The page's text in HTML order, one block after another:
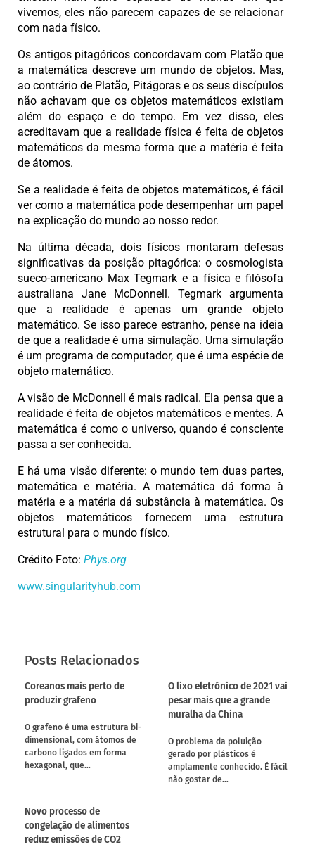
vivemos, eles não parecem capazes de se relacionar
com nada físico.
Os antigos pitagóricos concordavam com Platão que
a matemática descreve um mundo de objetos. Mas,
ao contrário de Platão, Pitágoras e os seus discípulos
não achavam que os objetos matemáticos existiam
além do espaço e do tempo. Em vez disso, eles
acreditavam que a realidade física é feita de objetos
matemáticos da mesma forma que a matéria é feita
de átomos.
Se a realidade é feita de objetos matemáticos, é fácil
ver como a matemática pode desempenhar um papel
na explicação do mundo ao nosso redor.
Na última década, dois físicos montaram defesas
significativas da posição pitagórica: o cosmologista
sueco-americano Max Tegmark e a física e filósofa
australiana Jane McDonnell. Tegmark argumenta
que a realidade é apenas um grande objeto
matemático. Se isso parece estranho, pense na ideia
de que a realidade é uma simulação. Uma simulação
é um programa de computador, que é uma espécie de
objeto matemático.
A visão de McDonnell é mais radical. Ela pensa que a
realidade é feita de objetos matemáticos e mentes. A
matemática é como o universo, quando é consciente
passa a ser conhecida.
E há uma visão diferente: o mundo tem duas partes,
matemática e matéria. A matemática dá forma à
matéria e a matéria dá substância à matemática. Os
objetos matemáticos fornecem uma estrutura
estrutural para o mundo físico.
Crédito Foto: Phys.org
www.singularityhub.com
Posts Relacionados
Coreanos mais perto de
produzir grafeno
O grafeno é uma estrutura bi-
dimensional, com átomos de
carbono ligados em forma
hexagonal, que…
O lixo eletrónico de 2021 vai
pesar mais que a grande
muralha da China
O problema da poluição
gerado por plásticos é
amplamente conhecido. É fácil
não gostar de…
Novo processo de
congelação de alimentos
reduz emissões de CO2